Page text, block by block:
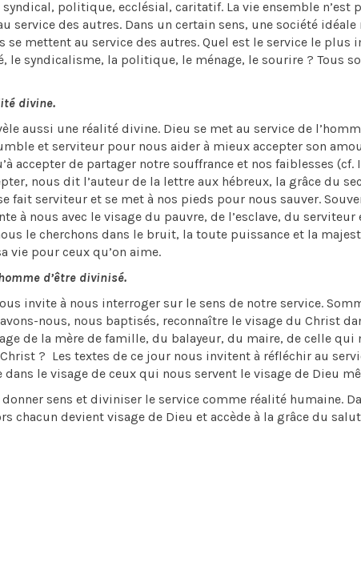
syndical, politique, ecclésial, caritatif. La vie ensemble n’est
service des autres. Dans un certain sens, une société
se mettent au service des autres. Quel est le service le plus
le syndicalisme, la politique, le ménage, le sourire ? Tous
divine.
aussi une réalité divine. Dieu se met au service de
et serviteur pour nous aider à mieux accepter son
accepter de partager notre souffrance et nos faiblesses
nous dit l’auteur de la lettre aux hébreux, la grâce du
fait serviteur et se met à nos pieds pour nous sauver.
à nous avec le visage du pauvre, de l’esclave, du
le cherchons dans le bruit, la toute puissance et la
vie pour ceux qu’on aime.
d’être divinisé.
invite à nous interroger sur le sens de notre service.
nous, nous baptisés, reconnaître le visage du Christ
de la mère de famille, du balayeur, du maire, de celle qui
? Les textes de ce jour nous invitent à réfléchir au
le visage de ceux qui nous servent le visage de Dieu
sens et diviniser le service comme réalité humaine.
chacun devient visage de Dieu et accède à la grâce du